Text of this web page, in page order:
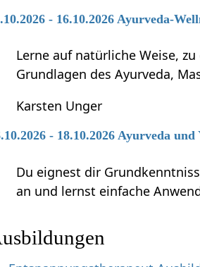
- 16.10.2026 Ayurveda-
Lerne auf natürliche Weise,
Grundlagen des Ayurveda,
Karsten Unger
- 18.10.2026 Ayurveda und
Du eignest dir
an und lernst einfache